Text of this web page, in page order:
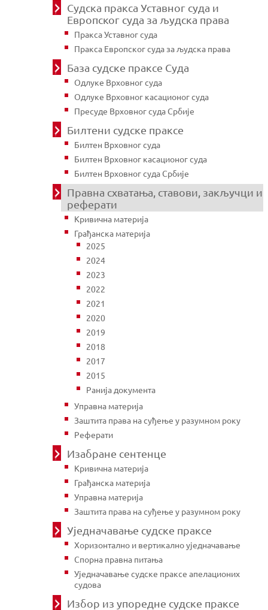
Судска пракса Уставног суда и
Европског суда за људска права
Пракса Уставног суда
Пракса Европског суда за људска права
База судске праксе Суда
Одлуке Врховног суда
Одлуке Врховног касационог суда
Пресуде Врховног суда Србије
Билтени судске праксе
Билтен Врховног суда
Билтен Врховног касационог суда
Билтен Врховног суда Србије
Правна схватања, ставови, закључци и
реферати
Кривична материја
Грађанска материја
2025
2024
2023
2022
2021
2020
2019
2018
2017
2015
Ранија документа
Управна материја
Заштита права на суђење у разумном року
Реферати
Изабране сентенце
Кривична материја
Грађанска материја
Управна материја
Заштита права на суђење у разумном року
Уједначавање судске праксе
Хоризонтално и вертикално уједначавање
Спорна правна питања
Уједначавање судске праксе апелационих
судова
Избор из упоредне судске праксе